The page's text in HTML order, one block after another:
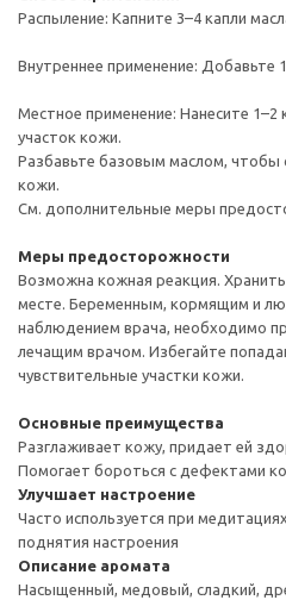
Распыление: Капните 3–4 капли
Внутреннее применение: Добавьте
Местное применение: Нанесите 1–2
участок кожи.
Разбавьте базовым маслом, чтобы
кожи.
См. дополнительные меры
Меры предосторожности
Возможна кожная реакция.
месте. Беременным, кормящим и
наблюдением врача, необходимо
лечащим врачом. Избегайте
чувствительные участки кожи.
Основные преимущества
Разглаживает кожу, придает ей
Помогает бороться с дефектами
Улучшает настроение
Часто используется при
поднятия настроения
Описание аромата
Насыщенный, медовый, сладкий,